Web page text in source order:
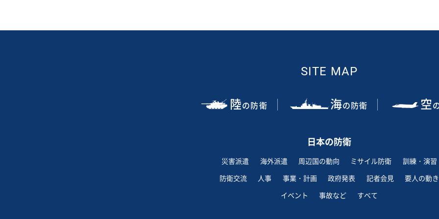
SITE MAP
陸の防衛 海の防衛 空
日本の防衛
災害派遣 海外派遣 周辺国の動向 ミサイル防衛
訓練・演習
防衛交流
人事 事業・計画 政府発表 記者会見
要人の動き
イベント
事故など すべて